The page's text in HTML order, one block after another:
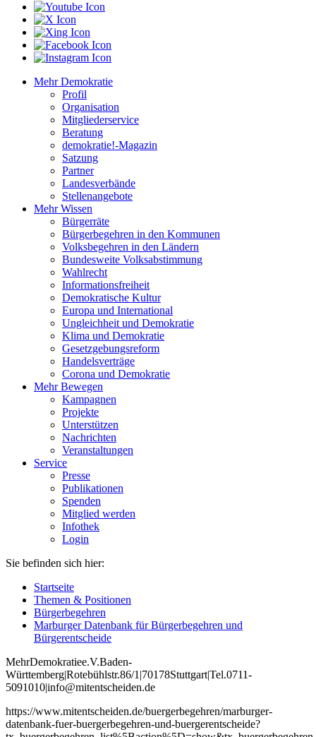
Mehr Demokratie
Profil
Organisation
Mitgliederservice
Beratung
demokratie!-Magazin
Satzung
Partner
Landesverbände
Stellenangebote
Mehr Wissen
Bürgerräte
Bürgerbegehren in den Kommunen
Volksbegehren in den Ländern
Bundesweite Volksabstimmung
Wahlrecht
Informationsfreiheit
Demokratische Kultur
Europa und International
Ungleichheit und Demokratie
Klima und Demokratie
Gesetzgebungsreform
Handelsverträge
Corona und Demokratie
Mehr Bewegen
Kampagnen
Projekte
Unterstützen
Nachrichten
Veranstaltungen
Service
Presse
Publikationen
Spenden
Mitglied werden
Infothek
Login
Sie befinden sich hier:
Startseite
Themen & Positionen
Bürgerbegehren
Marburger Datenbank für Bürgerbegehren und
Bürgerentscheide
MehrDemokratiee.V.Baden-
Württemberg|Rotebühlstr.86/1 |70178Stuttgart|Tel.0711-
5091010|info@mitentscheiden.de
https://www.mitentscheiden.de/buergerbegehren/marburger-
datenbank-fuer-buergerbegehren-und-buergerentscheide?